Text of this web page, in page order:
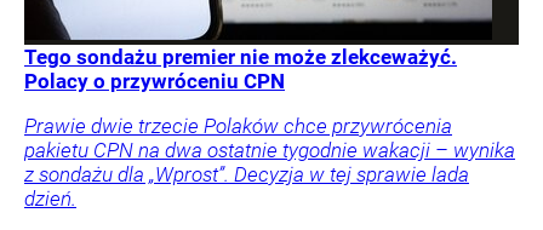
Tego sondażu premier nie może zlekceważyć.
Polacy o przywróceniu CPN
Prawie dwie trzecie Polaków chce przywrócenia
pakietu CPN na dwa ostatnie tygodnie wakacji – wynika
z sondażu dla „Wprost”. Decyzja w tej sprawie lada
dzień.